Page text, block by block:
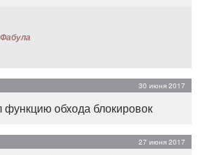
30 июня 2017
функцию обхода блокировок
27 июня 2017